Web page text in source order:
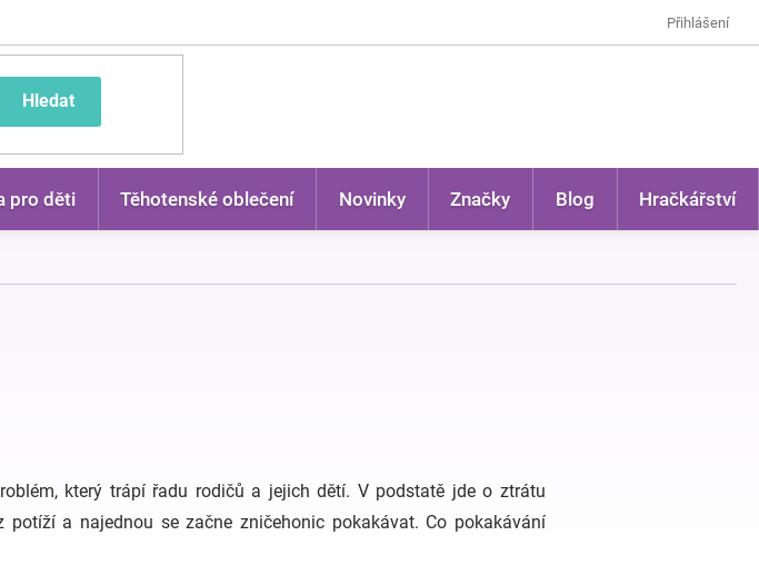
Přihlášení
Hledat
pro děti Těhotenské oblečení Novinky Značky Blog Hračkářství
který trápí řadu rodičů a jejich dětí. V podstatě jde o ztrátu
a najednou se začne zničehonic pokakávat. Co pokakávání